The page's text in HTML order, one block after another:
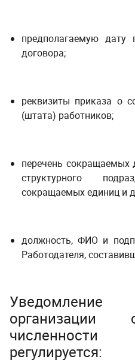
предполагаемую дату
договора;
реквизиты приказа о
(штата) работников;
перечень сокращаемых
структурного
сокращаемых единиц и
должность, ФИО и
Работодателя,
организации
регулируется: